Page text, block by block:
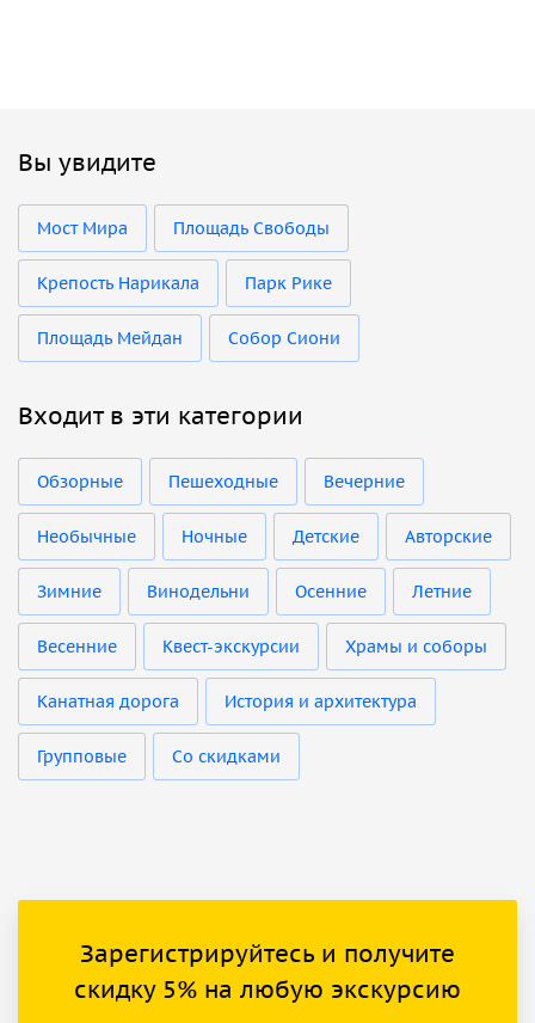
Вы увидите
Мост Мира Площадь Свободы
Крепость Нарикала Парк Рике
Площадь Мейдан Собор Сиони
Входит в эти категории
Обзорные Пешеходные Вечерние
Необычные Ночные Детские Авторские
Зимние Винодельни Осенние Летние
Весенние Квест-экскурсии Храмы и соборы
Канатная дорога История и архитектура
Групповые Со скидками
Зарегистрируйтесь и получите
скидку 5% на любую экскурсию